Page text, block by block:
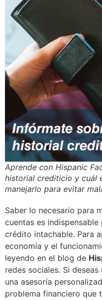
Aprende con Hispanic
historial crediticio y cuál
manejarlo para evitar
Saber lo necesario para
cuentas es
crédito intachable. Para
economía y el
leyendo en el blog de
redes sociales. Si
una asesoría
problema financiero que